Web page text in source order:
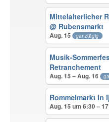
Mittelalterlicher
@ Rubensmarkt
Aug. 15 ganztägig
Musik-
Retranchement
Aug. 15 – Aug. 16
Rommelmarkt in
Aug. 15 um 6:30 –